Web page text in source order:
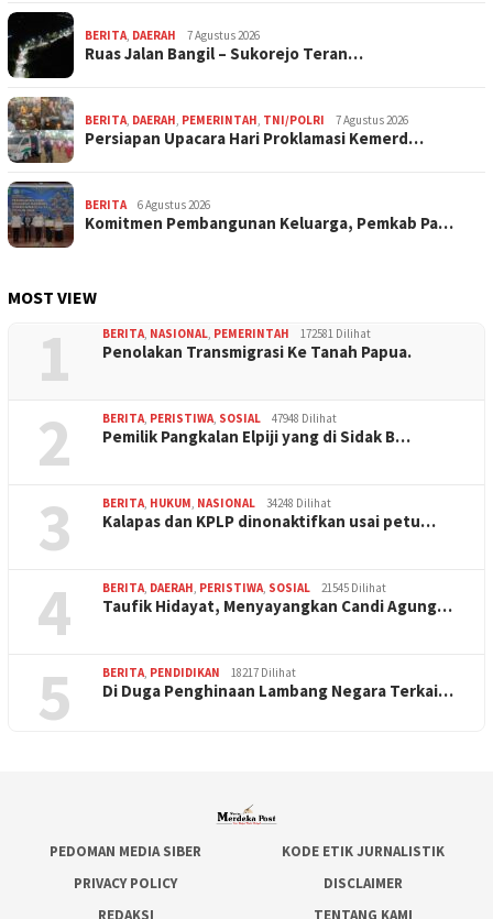
BERITA, DAERAH 7 Agustus 2026
Ruas Jalan Bangil – Sukorejo Teran…
BERITA, DAERAH, PEMERINTAH, TNI/POLRI 7 Agustus 2026
Persiapan Upacara Hari Proklamasi Kemerd…
BERITA 6 Agustus 2026
Komitmen Pembangunan Keluarga, Pemkab Pa…
MOST VIEW
1 BERITA, NASIONAL, PEMERINTAH 172581 Dilihat
Penolakan Transmigrasi Ke Tanah Papua.
2 BERITA, PERISTIWA, SOSIAL 47948 Dilihat
Pemilik Pangkalan Elpiji yang di Sidak B…
3 BERITA, HUKUM, NASIONAL 34248 Dilihat
Kalapas dan KPLP dinonaktifkan usai petu…
4 BERITA, DAERAH, PERISTIWA, SOSIAL 21545 Dilihat
Taufik Hidayat, Menyayangkan Candi Agung…
5 BERITA, PENDIDIKAN 18217 Dilihat
Di Duga Penghinaan Lambang Negara Terkai…
PEDOMAN MEDIA SIBER
KODE ETIK JURNALISTIK
PRIVACY POLICY
DISCLAIMER